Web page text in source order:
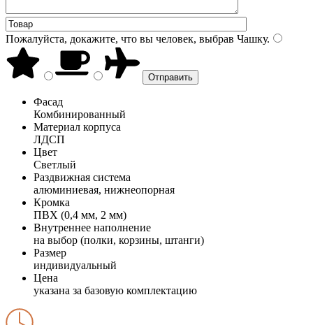
Пожалуйста, докажите, что вы человек, выбрав Чашку.
Фасад
Комбинированный
Материал корпуса
ЛДСП
Цвет
Светлый
Раздвижная система
алюминиевая, нижнеопорная
Кромка
ПВХ (0,4 мм, 2 мм)
Внутреннее наполнение
на выбор (полки, корзины, штанги)
Размер
индивидуальный
Цена
указана за базовую комплектацию